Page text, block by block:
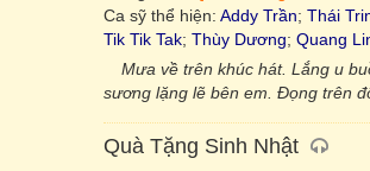
Ca sỹ thể hiện: Addy Trần; Thái
Tik Tik Tak; Thùy Dương; Quang
Mưa về trên khúc hát. Lắng u
sương lặng lẽ bên em. Đọng trên
Quà Tặng Sinh Nhật